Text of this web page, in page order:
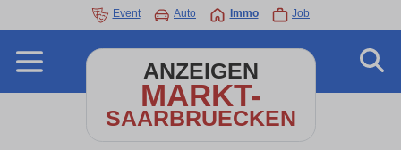
Event Auto Immo Job
ANZEIGEN
MARKT-
SAARBRUECKEN